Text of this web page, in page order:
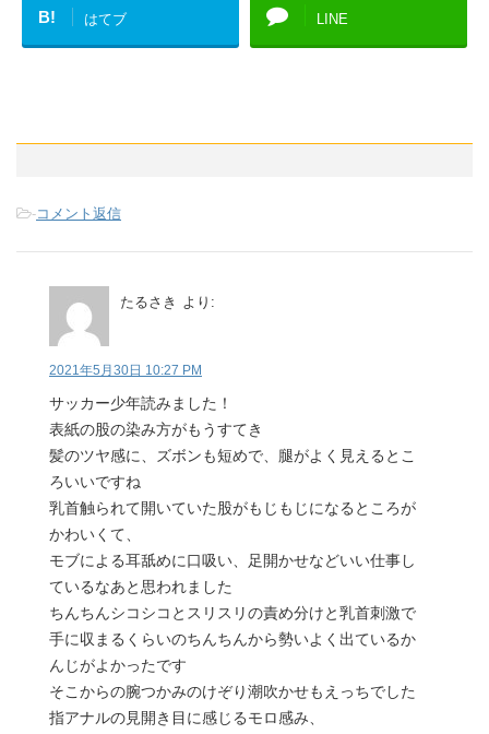
B! はてブ LINE
-コメント返信
たるさき より:
2021年5月30日 10:27 PM
サッカー少年読みました！
表紙の股の染み方がもうすてき
髪のツヤ感に、ズボンも短めで、腿がよく見えるとこ
ろいいですね
乳首触られて開いていた股がもじもじになるところが
かわいくて、
モブによる耳舐めに口吸い、足開かせなどいい仕事し
ているなあと思われました
ちんちんシコシコとスリスリの責め分けと乳首刺激で
手に収まるくらいのちんちんから勢いよく出ているか
んじがよかったです
そこからの腕つかみのけぞり潮吹かせもえっちでした
指アナルの見開き目に感じるモロ感み、